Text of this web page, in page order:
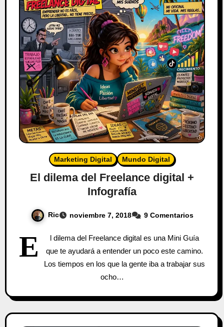
Marketing Digital Mundo Digital
El dilema del Freelance digital +
Infografía
Ric noviembre 7, 2018 9 Comentarios
E
l dilema del Freelance digital es una Mini Guía
que te ayudará a entender un poco este camino.
Los tiempos en los que la gente iba a trabajar sus
ocho…